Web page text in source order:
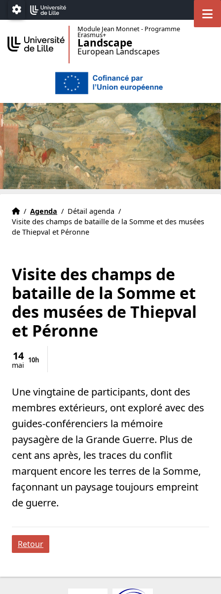
Accéder au menu principal
Accéder au contenu
Paramétrage
Module Jean Monnet - Programme
Erasmus+
Landscape
European Landscapes
Accueil
Accueil
/ Agenda / Détail agenda /
Visite des champs de bataille de la Somme et des musées
de Thiepval et Péronne
Visite des champs de
bataille de la Somme et
des musées de Thiepval
et Péronne
14
mai
10h
Une vingtaine de participants, dont des
membres extérieurs, ont exploré avec des
guides-conférenciers la mémoire
paysagère de la Grande Guerre. Plus de
cent ans après, les traces du conflit
marquent encore les terres de la Somme,
façonnant un paysage toujours empreint
de guerre.
Retour